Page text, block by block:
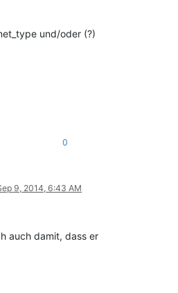
und/oder (?)
0
9, 2014, 6:43 AM
auch damit, dass er